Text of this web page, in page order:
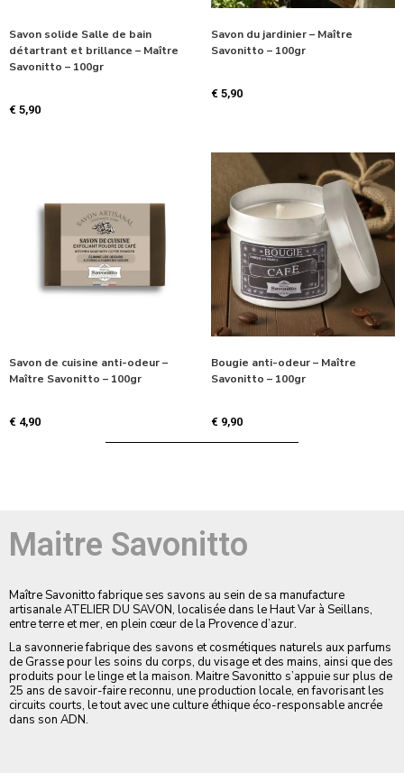
Savon solide Salle de bain
détartrant et brillance – Maître
Savonitto – 100gr
€ 5,90
Savon du jardinier – Maître
Savonitto – 100gr
€ 5,90
Savon de cuisine anti-odeur –
Maître Savonitto – 100gr
€ 4,90
Bougie anti-odeur – Maître
Savonitto – 100gr
€ 9,90
Maitre Savonitto
Maître Savonitto fabrique ses savons au sein de sa manufacture
artisanale ATELIER DU SAVON, localisée dans le Haut Var à Seillans,
entre terre et mer, en plein cœur de la Provence d’azur.
La savonnerie fabrique des savons et cosmétiques naturels aux parfums
de Grasse pour les soins du corps, du visage et des mains, ainsi que des
produits pour le linge et la maison. Maitre Savonitto s’appuie sur plus de
25 ans de savoir-faire reconnu, une production locale, en favorisant les
circuits courts, le tout avec une culture éthique éco-responsable ancrée
dans son ADN.